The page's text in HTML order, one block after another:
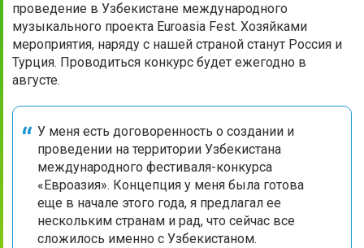
проведение в Узбекистане международного
музыкального проекта Euroasia Fest. Хозяйками
мероприятия, наряду с нашей страной станут Россия и
Турция. Проводиться конкурс будет ежегодно в
августе.
У меня есть договоренность о создании и
проведении на территории Узбекистана
международного фестиваля-конкурса
«Евроазия». Концепция у меня была готова
еще в начале этого года, я предлагал ее
нескольким странам и рад, что сейчас все
сложилось именно с Узбекистаном.